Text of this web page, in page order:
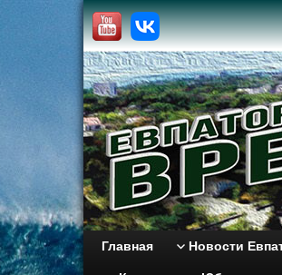
Главная Новости